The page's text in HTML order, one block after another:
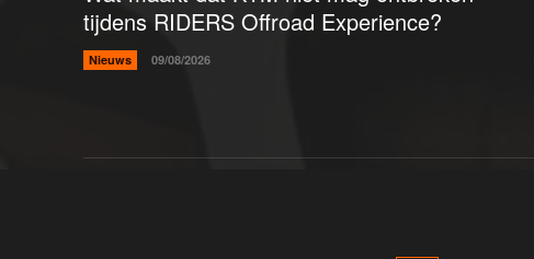
tijdens RIDERS Offroad Experience?
Nieuws 09/08/2026